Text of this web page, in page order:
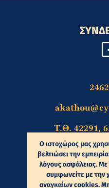
Τ.Θ. 42291,
Πολιτική
Ο ιστοχώρος μας
βελτιώσει την
λόγους ασφάλειας.
συμφωνείτε με την
αναγκαίων cookies.